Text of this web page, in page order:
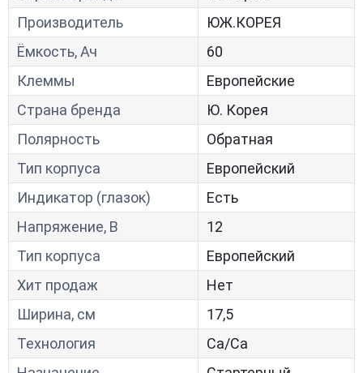
Производитель
ЮЖ.КОРЕЯ
Ёмкость, Ач
60
Клеммы
Европейские
Страна бренда
Ю. Корея
Полярность
Обратная
Тип корпуса
Европейский
Индикатор (глазок)
Есть
Напряжение, В
12
Тип корпуса
Европейский
Хит продаж
Нет
Ширина, см
17,5
Технология
Са/Са